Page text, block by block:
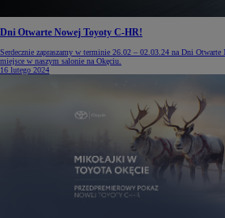
Dni Otwarte Nowej Toyoty C-HR!
Serdecznie zapraszamy w terminie 26.02 – 02.03.24 na Dni
miejsce w naszym salonie na Okęciu.
16 lutego 2024